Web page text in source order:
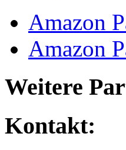
Amazon
Amazon
Weitere
Kontakt: